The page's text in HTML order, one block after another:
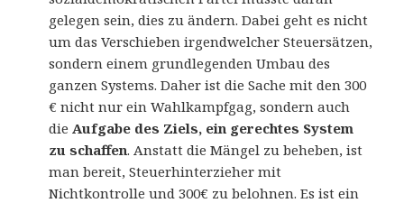
gelegen sein, dies zu ändern. Dabei geht es nicht
um das Verschieben irgendwelcher Steuersätzen,
sondern einem grundlegenden Umbau des
ganzen Systems. Daher ist die Sache mit den 300
€ nicht nur ein Wahlkampfgag, sondern auch
die Aufgabe des Ziels, ein gerechtes System
zu schaffen. Anstatt die Mängel zu beheben, ist
man bereit, Steuerhinterzieher mit
Nichtkontrolle und 300€ zu belohnen. Es ist ein